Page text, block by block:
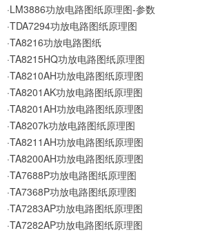
·LM3886功放电路图纸原理图-参数
·TDA7294功放电路图纸原理图
·TA8216功放电路图纸
·TA8215HQ功放电路图纸原理图
·TA8210AH功放电路图纸原理图
·TA8201AK功放电路图纸原理图
·TA8201AH功放电路图纸原理图
·TA8207k功放电路图纸原理图
·TA8211AH功放电路图纸原理图
·TA8200AH功放电路图纸原理图
·TA7688P功放电路图纸原理图
·TA7368P功放电路图纸原理图
·TA7283AP功放电路图纸原理图
·TA7282AP功放电路图纸原理图